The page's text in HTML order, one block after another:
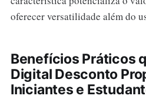
oferecer versatilidade além do
Benefícios Práticos
Digital Desconto
Iniciantes e